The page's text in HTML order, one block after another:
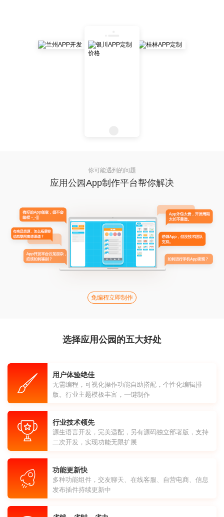
你可能遇到的问题
应用公园App制作平台帮你解决
免编程立即制作
选择应用公园的五大好处
用户体验绝佳
无需编程，可视化操作功能自助搭配，个性化编辑排
版。行业主题模板丰富，一键制作
行业技术领先
源生语言开发，完美适配，另有源码独立部署版，支持
二次开发，实现功能无限扩展
功能更新快
多种功能组件，交友聊天、在线客服、自营电商、信息
发布插件持续更新中